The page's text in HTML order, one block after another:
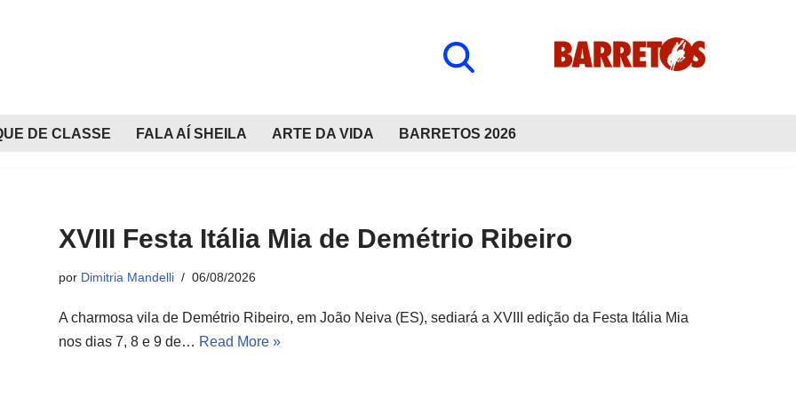
DE CLASSE FALA AÍ SHEILA ARTE DA VIDA BARRETOS 2026
XVIII Festa Itália Mia de Demétrio Ribeiro
por Dimitria Mandelli 06/08/2026
A charmosa vila de Demétrio Ribeiro, em João Neiva (ES), sediará a XVIII edição da Festa Itália Mia
nos dias 7, 8 e 9 de… Read More »